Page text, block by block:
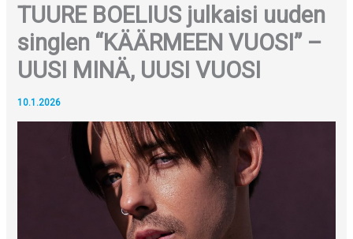
TUURE BOELIUS julkaisi uuden
singlen “KÄÄRMEEN VUOSI” –
UUSI MINÄ, UUSI VUOSI
10.1.2026